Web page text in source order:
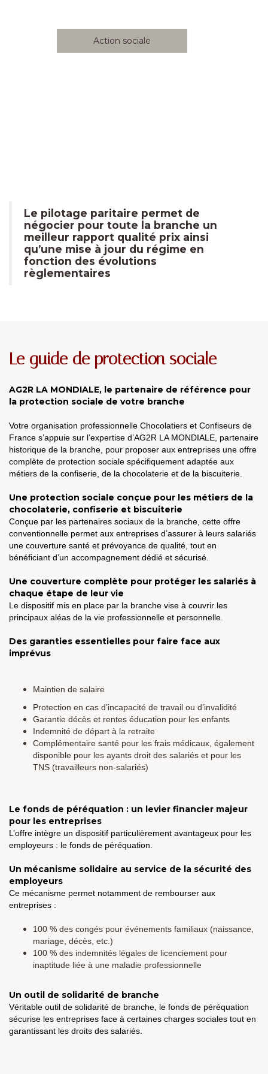
Action sociale
Le pilotage paritaire permet de
négocier pour toute la branche un
meilleur rapport qualité prix ainsi
qu’une mise à jour du régime en
fonction des évolutions
règlementaires
Le guide de protection sociale
AG2R LA MONDIALE, le partenaire de référence pour
la protection sociale de votre branche
Votre organisation professionnelle Chocolatiers et Confiseurs de
France s’appuie sur l’expertise d’AG2R LA MONDIALE, partenaire
historique de la branche, pour proposer aux entreprises une offre
complète de protection sociale spécifiquement adaptée aux
métiers de la confiserie, de la chocolaterie et de la biscuiterie.
Une protection sociale conçue pour les métiers de la
chocolaterie, confiserie et biscuiterie
Conçue par les partenaires sociaux de la branche, cette offre
conventionnelle permet aux entreprises d’assurer à leurs salariés
une couverture santé et prévoyance de qualité, tout en
bénéficiant d’un accompagnement dédié et sécurisé.
Une couverture complète pour protéger les salariés à
chaque étape de leur vie
Le dispositif mis en place par la branche vise à couvrir les
principaux aléas de la vie professionnelle et personnelle.
Des garanties essentielles pour faire face aux
imprévus
Maintien de salaire
Protection en cas d’incapacité de travail ou d’invalidité
Garantie décès et rentes éducation pour les enfants
Indemnité de départ à la retraite
Complémentaire santé pour les frais médicaux, également
disponible pour les ayants droit des salariés et pour les
TNS (travailleurs non-salariés)
Le fonds de péréquation : un levier financier majeur
pour les entreprises
L’offre intègre un dispositif particulièrement avantageux pour les
employeurs : le fonds de péréquation.
Un mécanisme solidaire au service de la sécurité des
employeurs
Ce mécanisme permet notamment de rembourser aux
entreprises :
100 % des congés pour événements familiaux (naissance,
mariage, décès, etc.)
100 % des indemnités légales de licenciement pour
inaptitude liée à une maladie professionnelle
Un outil de solidarité de branche
Véritable outil de solidarité de branche, le fonds de péréquation
sécurise les entreprises face à certaines charges sociales tout en
garantissant les droits des salariés.